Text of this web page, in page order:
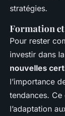
stratégies.
Formation
Pour rester
investir dans la
nouvelles
l’importance
tendances.
l’adaptation